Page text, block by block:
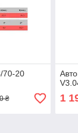
70-20
₴ 1